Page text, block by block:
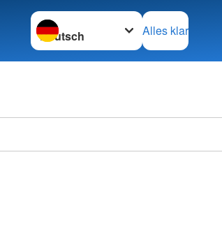
Sprache wechseln zu
Alles klar
DRK